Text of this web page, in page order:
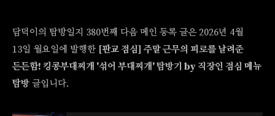
담덕이의 탐방일지 380번째 다음 메인 등록 글은 2026년 4월
13일 월요일에 발행한 [판교 점심] 주말 근무의 피로를 날려준
든든함! 킹콩부대찌개 '섞어 부대찌개' 탐방기 by 직장인 점심 메뉴
탐방 글입니다.